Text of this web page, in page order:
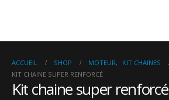
ACCUEIL SHOP MOTEUR,
KIT CHAINES
KIT CHAINE SUPER RENFORCÉ
Kit chaine super renforcé